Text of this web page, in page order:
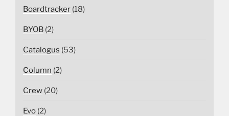
Boardtracker (18)
BYOB (2)
Catalogus (53)
Column (2)
Crew (20)
Evo (2)